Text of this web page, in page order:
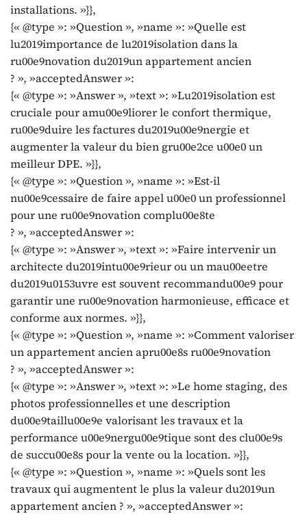
installations. »}},
{« @type »: »Question », »name »: »Quelle est
lu2019importance de lu2019isolation dans la
ru00e9novation du2019un appartement ancien
? », »acceptedAnswer »:
{« @type »: »Answer », »text »: »Lu2019isolation est
cruciale pour amu00e9liorer le confort thermique,
ru00e9duire les factures du2019u00e9nergie et
augmenter la valeur du bien gru00e2ce u00e0 un
meilleur DPE. »}},
{« @type »: »Question », »name »: »Est-il
nu00e9cessaire de faire appel u00e0 un professionnel
pour une ru00e9novation complu00e8te
? », »acceptedAnswer »:
{« @type »: »Answer », »text »: »Faire intervenir un
architecte du2019intu00e9rieur ou un mau00eetre
du2019u0153uvre est souvent recommandu00e9 pour
garantir une ru00e9novation harmonieuse, efficace et
conforme aux normes. »}},
{« @type »: »Question », »name »: »Comment valoriser
un appartement ancien apru00e8s ru00e9novation
? », »acceptedAnswer »:
{« @type »: »Answer », »text »: »Le home staging, des
photos professionnelles et une description
du00e9taillu00e9e valorisant les travaux et la
performance u00e9nergu00e9tique sont des clu00e9s
de succu00e8s pour la vente ou la location. »}},
{« @type »: »Question », »name »: »Quels sont les
travaux qui augmentent le plus la valeur du2019un
appartement ancien ? », »acceptedAnswer »: